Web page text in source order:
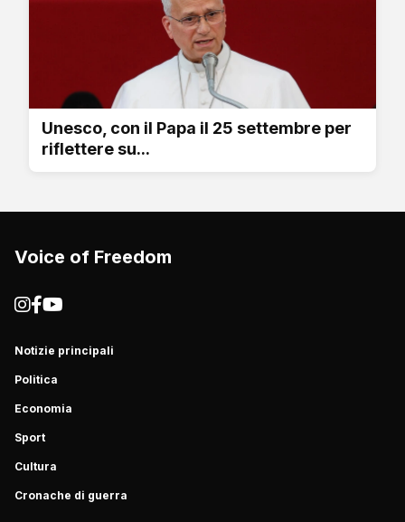
Unesco, con il Papa il 25 settembre per
riflettere su...
Voice of Freedom
Notizie principali
Politica
Economia
Sport
Cultura
Cronache di guerra